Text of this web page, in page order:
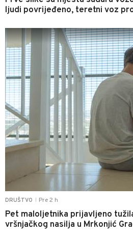
ljudi povrijeđeno, teretni voz
DRUŠTVO Pre 2 h
Pet maloljetnika prijavljeno
vršnjačkog nasilja u Mrkonjić